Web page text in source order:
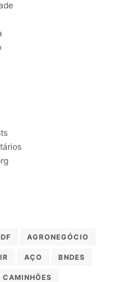
AGRONEGÓCIO
AÇO BNDES
CAMINHÕES